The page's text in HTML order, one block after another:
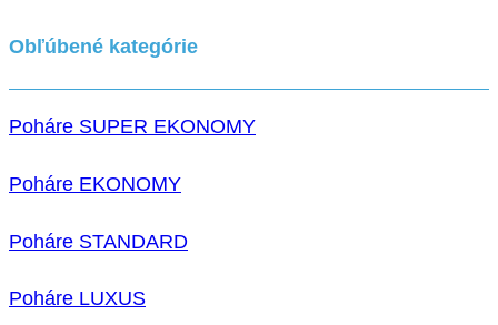
Obľúbené kategórie
Poháre SUPER EKONOMY
Poháre EKONOMY
Poháre STANDARD
Poháre LUXUS